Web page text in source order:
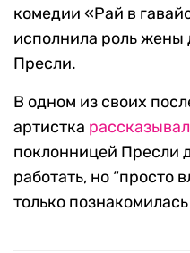
комедии «Рай в
исполнила роль жены
Пресли.
В одном из своих
артистка
поклонницей Пресли
работать, но “просто
только